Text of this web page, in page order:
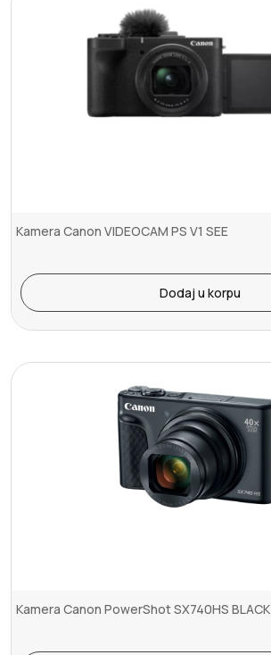
Kamera Canon VIDEOCAM PS V1 SEE
Dodaj u korpu
Kamera Canon PowerShot SX740HS BLACK